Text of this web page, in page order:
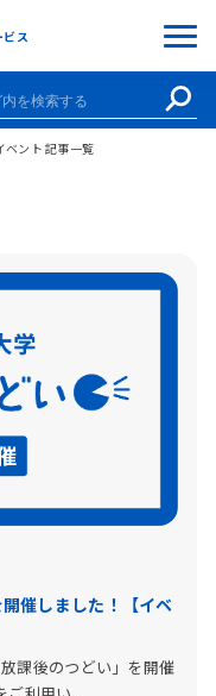
ス
ベント 記事一覧
催しました！【イベ
課後のつどい」を開催